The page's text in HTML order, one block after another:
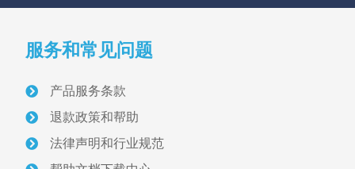
首页
关于我们
服务和常见问题
产品服务条款
退款政策和帮助
法律声明和行业规范